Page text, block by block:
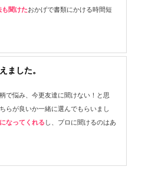
聞けたおかげで書類にかける時間短
ました。
で悩み、今更友達に聞けない！と思
らが良いか一緒に選んでもらいまし
なってくれる し、プロに聞けるのはあ